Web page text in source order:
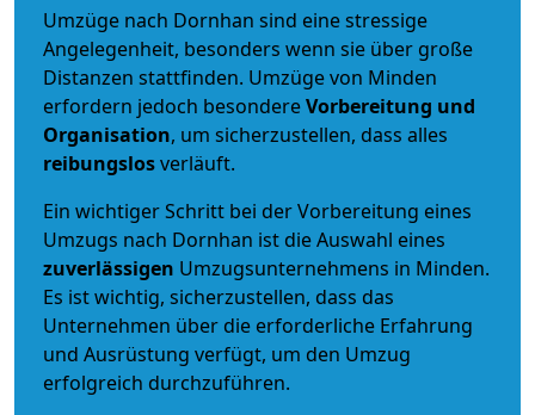
Umzüge nach Dornhan sind eine stressige
Angelegenheit, besonders wenn sie über große
Distanzen stattfinden. Umzüge von Minden
erfordern jedoch besondereVorbereitung und
Organisation, um sicherzustellen, dass alles
reibungslosverläuft.
Ein wichtiger Schritt bei der Vorbereitung eines
Umzugs nach Dornhan ist die Auswahl eines
zuverlässigen Umzugsunternehmens in Minden.
Es ist wichtig, sicherzustellen, dass das
Unternehmen über die erforderliche Erfahrung
und Ausrüstung verfügt, um den Umzug
erfolgreich durchzuführen.